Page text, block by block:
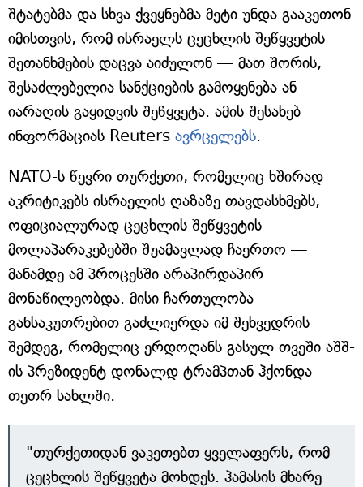
შტატებმა და სხვა ქვეყნებმა მეტი უნდა გააკეთონ
იმისთვის, რომ ისრაელს ცეცხლის შეწყვეტის
შეთანხმების დაცვა აიძულონ — მათ შორის,
შესაძლებელია სანქციების გამოყენება ან
იარაღის გაყიდვის შეწყვეტა. ამის შესახებ
ინფორმაციას Reuters ავრცელებს.
NATO-ს წევრი თურქეთი, რომელიც ხშირად
აკრიტიკებს ისრაელის ღაზაზე თავდასხმებს,
ოფიციალურად ცეცხლის შეწყვეტის
მოლაპარაკებებში შუამავლად ჩაერთო —
მანამდე ამ პროცესში არაპირდაპირ
მონაწილეობდა. მისი ჩართულობა
განსაკუთრებით გაძლიერდა იმ შეხვედრის
შემდეგ, რომელიც ერდოღანს გასულ თვეში აშშ-
ის პრეზიდენტ დონალდ ტრამპთან ჰქონდა
თეთრ სახლში.
"თურქეთიდან ვაკეთებთ ყველაფერს, რომ
ცეცხლის შეწყვეტა მოხდეს. ჰამასის მხარე